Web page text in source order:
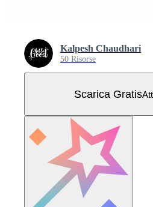
Kalpesh Chaudhari
50 Risorse
Scarica Gratis